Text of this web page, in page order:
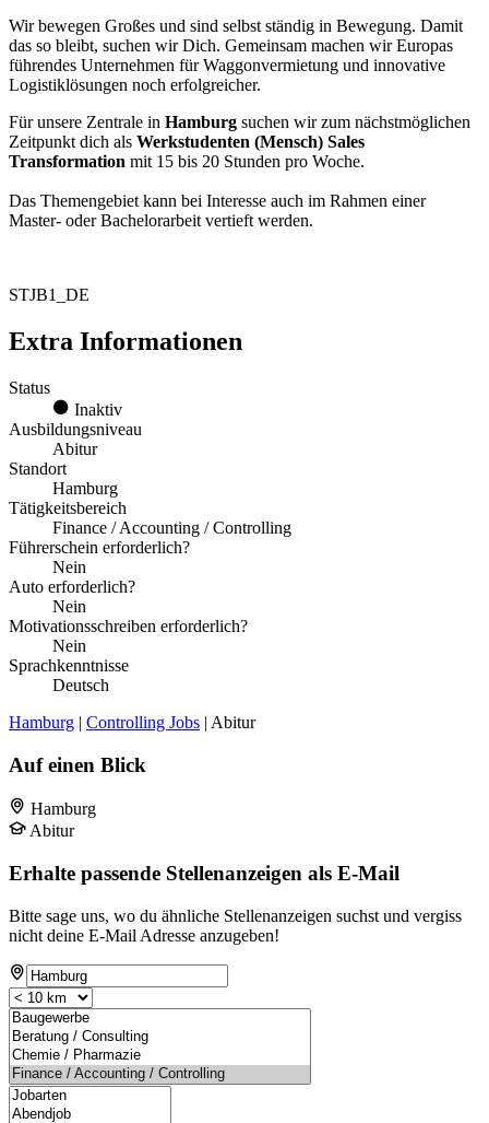
Wir bewegen Großes und sind selbst ständig in Bewegung. Damit
das so bleibt, suchen wir Dich. Gemeinsam machen wir Europas
führendes Unternehmen für Waggonvermietung und innovative
Logistiklösungen noch erfolgreicher.
Für unsere Zentrale in Hamburg suchen wir zum nächstmöglichen
Zeitpunkt dich als Werkstudenten (Mensch) Sales
Transformation mit 15 bis 20 Stunden pro Woche.
Das Themengebiet kann bei Interesse auch im Rahmen einer
Master- oder Bachelorarbeit vertieft werden.
STJB1_DE
Extra Informationen
Status
Inaktiv
Ausbildungsniveau
Abitur
Standort
Hamburg
Tätigkeitsbereich
Finance / Accounting / Controlling
Führerschein erforderlich?
Nein
Auto erforderlich?
Nein
Motivationsschreiben erforderlich?
Nein
Sprachkenntnisse
Deutsch
Hamburg | Controlling Jobs | Abitur
Auf einen Blick
Hamburg
Abitur
Erhalte passende Stellenanzeigen als E-Mail
Bitte sage uns, wo du ähnliche Stellenanzeigen suchst und vergiss
nicht deine E-Mail Adresse anzugeben!